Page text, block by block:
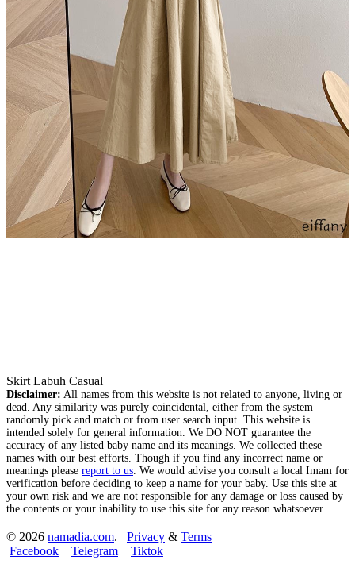
Skirt Labuh Casual
Disclaimer: All names from this website is not related to anyone, living or
dead. Any similarity was purely coincidental, either from the system
randomly pick and match or from user search input. This website is
intended solely for general information. We DO NOT guarantee the
accuracy of any listed baby name and its meanings. We collected these
names with our best efforts. Though if you find any incorrect name or
meanings please report to us. We would advise you consult a local Imam for
verification before deciding to keep a name for your baby. Use this site at
your own risk and we are not responsible for any damage or loss caused by
the contents or your inability to use this site for any reason whatsoever.
© 2026 namadia.com. Privacy & Terms
Facebook
Telegram Tiktok